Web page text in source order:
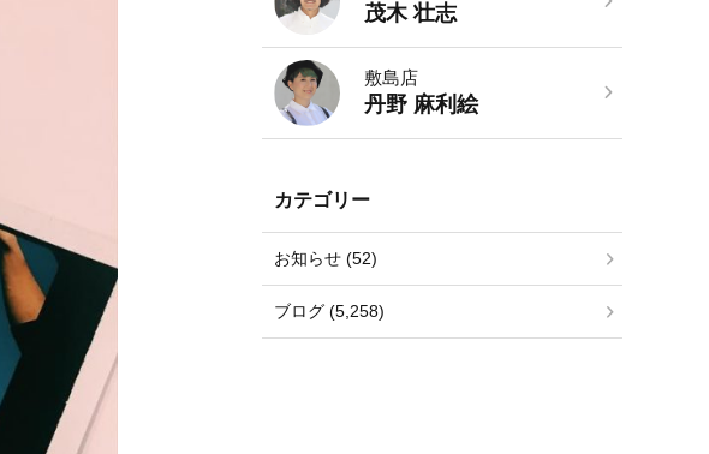
茂木 壮志
敷島店
丹野 麻利絵
カテゴリー
お知らせ (52)
ブログ (5,258)